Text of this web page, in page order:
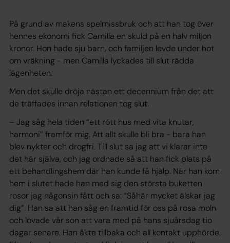
På grund av makens spelmissbruk och att han tog över
hennes ekonomi fick Camilla en skuld på en halv miljon
kronor. Hon hade sju barn, och familjen levde under hot
om vräkning - men Camilla lyckades till slut rädda
lägenheten.
Men det skulle dröja nästan ett decennium från det att
de träffades innan relationen tog slut.
– Jag såg hela tiden “ett rött hus med vita knutar,
harmoni” framför mig. Att allt skulle bli bra - bara han
blev nykter och drogfri. Till slut sa jag att vi klarar inte
det här själva, och jag ordnade så att han fick plats på
ett behandlingshem där han kunde få hjälp. När han kom
hem i slutet hade han med sig den största buketten
rosor jag någonsin fått och sa: “Såhär mycket älskar jag
dig”. Han sa att han såg en framtid för oss på rosa moln
och lovade vår son att vara med på hans sjuårsdag tio
dagar senare. Han åkte tillbaka och all kontakt upphörde.